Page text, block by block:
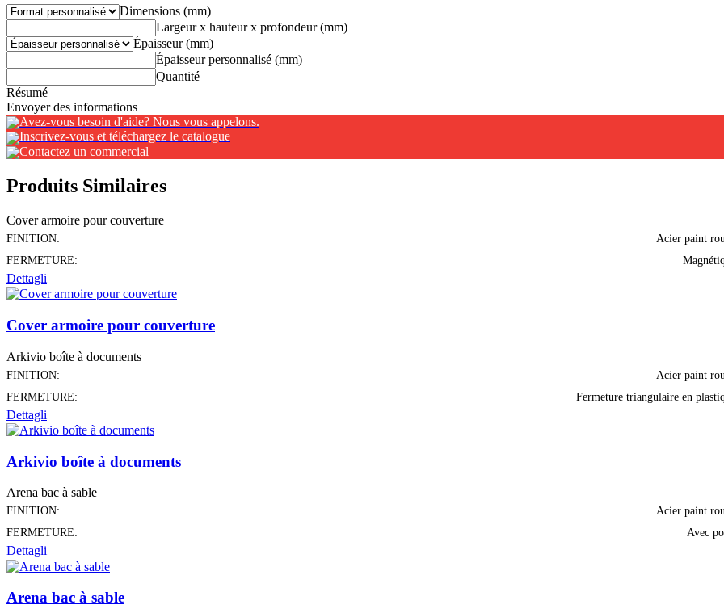
Dimensions (mm)
Largeur x hauteur x profondeur (mm)
Épaisseur (mm)
Épaisseur personnalisé (mm)
Quantité
Résumé
Envoyer des informations
Avez-vous besoin d'aide? Nous vous appelons.
Inscrivez-vous et téléchargez le catalogue
Contactez un commercial
Produits Similaires
Cover armoire pour couverture
FINITION:
Acier paint
FERMETURE:
Dettagli
Cover armoire pour couverture
Arkivio boîte à documents
FINITION:
Acier paint
FERMETURE:
Fermeture triangulaire en
Dettagli
Arkivio boîte à documents
Arena bac à sable
FINITION:
Acier paint
FERMETURE:
Avec
Dettagli
Arena bac à sable